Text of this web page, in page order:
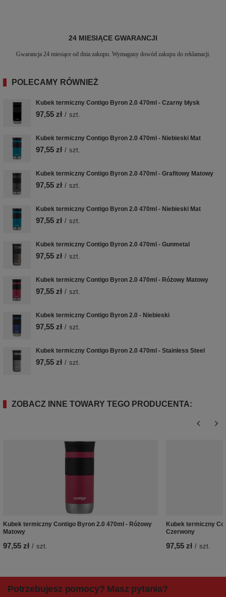
24 MIESIĄCE GWARANCJI
Gwarancja 24 miesiące od dnia zakupu. Wymagany dowód zakupu do reklamacji.
POLECAMY RÓWNIEŻ
Kubek termiczny Contigo Byron 2.0 470ml - Czarny błysk
97,55 zł / szt.
Kubek termiczny Contigo Byron 2.0 470ml - Niebieski Mat
97,55 zł / szt.
Kubek termiczny Contigo Byron 2.0 470ml - Grafitowy Matowy
97,55 zł / szt.
Kubek termiczny Contigo Byron 2.0 470ml - Niebieski Mat
97,55 zł / szt.
Kubek termiczny Contigo Byron 2.0 470ml - Gunmetal
97,55 zł / szt.
Kubek termiczny Contigo Byron 2.0 470ml - Różowy Matowy
97,55 zł / szt.
Kubek termiczny Contigo Byron 2.0 - Niebieski
97,55 zł / szt.
Kubek termiczny Contigo Byron 2.0 470ml - Stainless Steel
97,55 zł / szt.
ZOBACZ INNE TOWARY TEGO PRODUCENTA:
Kubek termiczny Contigo Byron 2.0 470ml - Różowy
Matowy
97,55 zł / szt.
Kubek termiczny
Czerwony
97,55 zł / szt.
Potrzebujesz pomocy? Masz pytania?